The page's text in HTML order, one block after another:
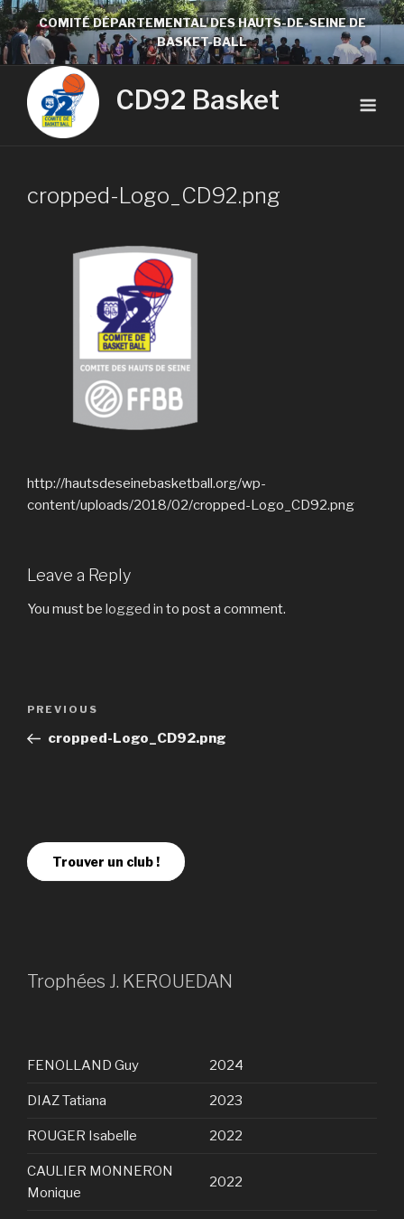
COMITÉ DÉPARTEMENTAL DES HAUTS-DE-SEINE DE
BASKET-BALL
CD92 Basket
cropped-Logo_CD92.png
http://hautsdeseinebasketball.org/wp-
content/uploads/2018/02/cropped-Logo_CD92.png
Leave a Reply
You must be logged in to post a comment.
PREVIOUS
cropped-Logo_CD92.png
Trouver un club !
Trophées J. KEROUEDAN
FENOLLAND Guy 2024
DIAZ Tatiana 2023
ROUGER Isabelle 2022
CAULIER MONNERON
Monique
2022